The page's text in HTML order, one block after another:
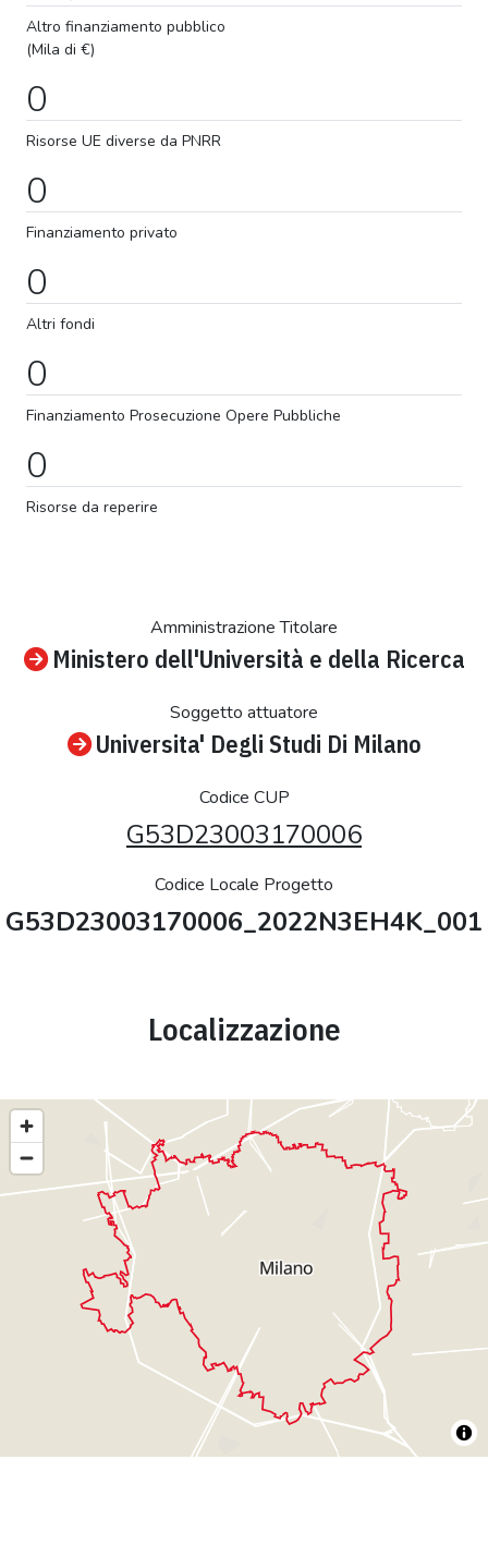
Altro finanziamento pubblico
(Mila di €)
0
Risorse UE diverse da PNRR
0
Finanziamento privato
0
Altri fondi
0
Finanziamento Prosecuzione Opere Pubbliche
0
Risorse da reperire
Amministrazione Titolare
Ministero dell'Università e della Ricerca
Soggetto attuatore
Universita' Degli Studi Di Milano
Codice CUP
G53D23003170006
Codice Locale Progetto
G53D23003170006_2022N3EH4K_001
Localizzazione